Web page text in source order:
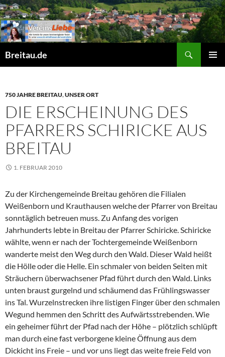
Zum
Inhalt
springen
Breitau.de
750 JAHRE BREITAU,UNSER ORT
DIE ERSCHEINUNG DES
PFARRERS SCHIRICKE AUS
BREITAU
1. FEBRUAR 2010
Zu der Kirchengemeinde Breitau gehören die Filialen
Weißenborn und Krauthausen welche der Pfarrer von Breitau
sonntäglich betreuen muss. Zu Anfang des vorigen
Jahrhunderts lebte in Breitau der Pfarrer Schiricke. Schiricke
wählte, wenn er nach der Tochtergemeinde Weißenborn
wanderte meist den Weg durch den Wald. Dieser Wald heißt
die Hölle oder die Helle. Ein schmaler von beiden Seiten mit
Sträuchern überwachsener Pfad führt durch den Wald. Links
unten braust gurgelnd und schäumend das Frühlingswasser
ins Tal. Wurzelnstrecken ihre listigen Finger über den schmalen
Wegund hemmen den Schritt des Aufwärtsstrebenden. Wie
ein geheimer führt der Pfad nach der Höhe – plötzlich schlüpft
man durch eine fast verborgene kleine Öffnung aus dem
Dickicht ins Freie – und vor uns liegt das weite freie Feld von